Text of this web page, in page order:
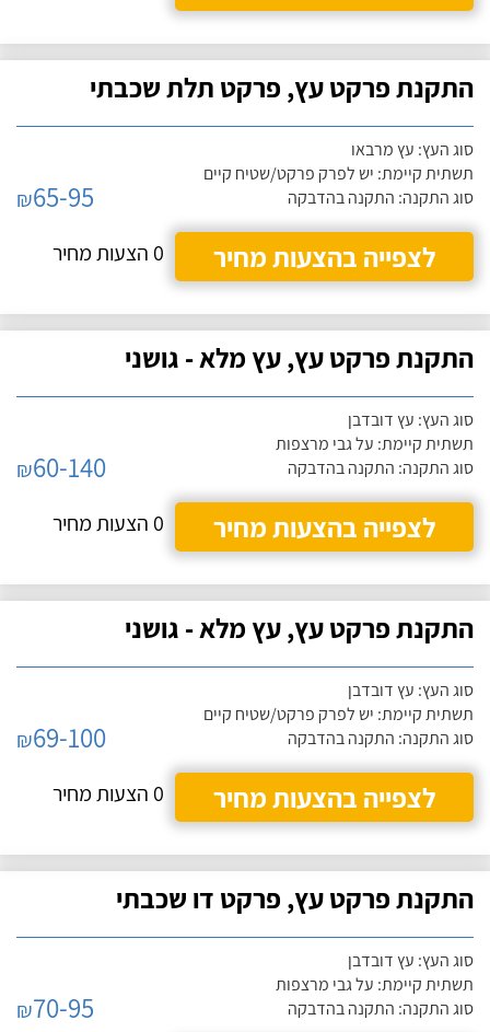
התקנת פרקט עץ, פרקט תלת שכבתי
סוג העץ: עץ מרבאו
תשתית קיימת: יש לפרק פרקט/שטיח קיים
סוג התקנה: התקנה בהדבקה
₪65-95
לצפייה בהצעות מחיר
0 הצעות מחיר
התקנת פרקט עץ, עץ מלא - גושני
סוג העץ: עץ דובדבן
תשתית קיימת: על גבי מרצפות
סוג התקנה: התקנה בהדבקה
₪60-140
לצפייה בהצעות מחיר
0 הצעות מחיר
התקנת פרקט עץ, עץ מלא - גושני
סוג העץ: עץ דובדבן
תשתית קיימת: יש לפרק פרקט/שטיח קיים
סוג התקנה: התקנה בהדבקה
₪69-100
לצפייה בהצעות מחיר
0 הצעות מחיר
התקנת פרקט עץ, פרקט דו שכבתי
סוג העץ: עץ דובדבן
תשתית קיימת: על גבי מרצפות
סוג התקנה: התקנה בהדבקה
₪70-95